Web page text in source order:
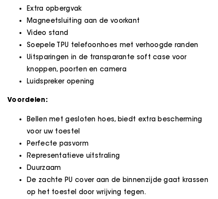
Extra opbergvak
Magneetsluiting aan de voorkant
Video stand
Soepele TPU telefoonhoes met verhoogde randen
Uitsparingen in de transparante soft case voor
knoppen, poorten en camera
Luidspreker opening
Voordelen:
Bellen met gesloten hoes, biedt extra bescherming
voor uw toestel
Perfecte pasvorm
Representatieve uitstraling
Duurzaam
De zachte PU cover aan de binnenzijde gaat krassen
op het toestel door wrijving tegen.